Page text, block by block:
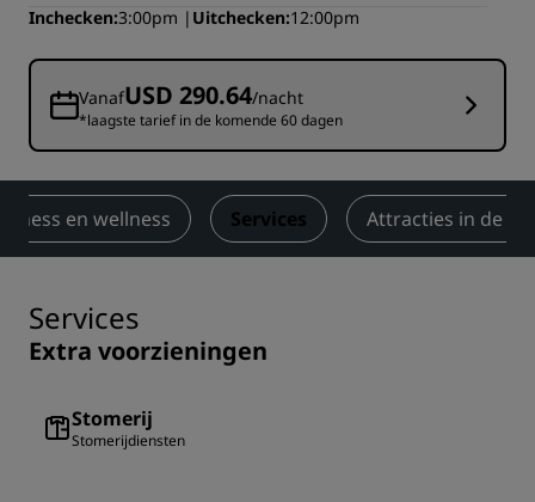
Inchecken 3:00pm Uitchecken 12:00pm
VanafUSD 290.64/nacht
*laagste tarief in de komende 60 dagen
en wellness Services Attracties in de
Services
Extra voorzieningen
Stomerij
Stomerijdiensten